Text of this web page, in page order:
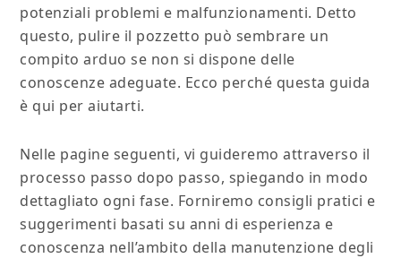
potenziali problemi e malfunzionamenti. Detto
questo, pulire il pozzetto può sembrare un
compito arduo se non si dispone delle
conoscenze adeguate. Ecco perché questa guida
è qui per aiutarti.
Nelle pagine seguenti, vi guideremo attraverso il
processo passo dopo passo, spiegando in modo
dettagliato ogni fase. Forniremo consigli pratici e
suggerimenti basati su anni di esperienza e
conoscenza nell’ambito della manutenzione degli